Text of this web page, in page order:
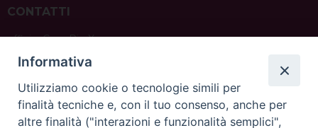
CONTATTI
ufficio: Casa Pio X
via Bonporti, 20 – 35141 Padova
tel: +39 351 619 2354
e mail:ufficiovocazionipadova@gmail.com
Informativa
Utilizziamo cookie o tecnologie simili per
finalità tecniche e, con il tuo consenso, anche per
altre finalità ("interazioni e funzionalità semplici",